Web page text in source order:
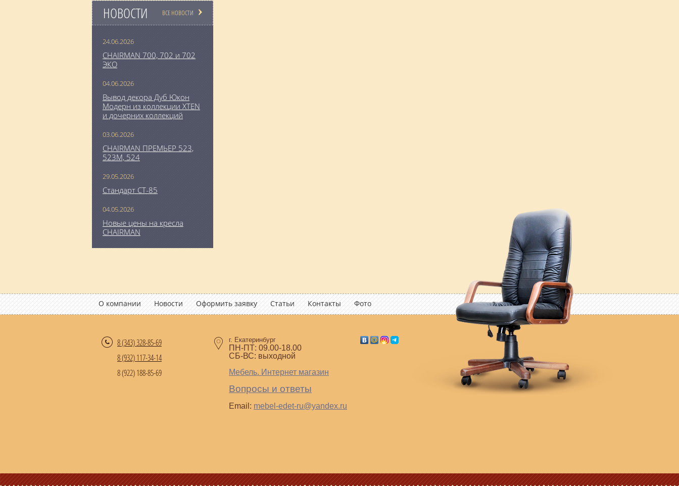
НОВОСТИ ВСЕ НОВОСТИ
24.06.2026
CHAIRMAN 700, 702 и 702
ЭКО
04.06.2026
Вывод декора Дуб Юкон
Модерн из коллекции XTEN
и дочерних коллекций
03.06.2026
CHAIRMAN ПРЕМЬЕР 523,
523М, 524
29.05.2026
Стандарт СТ-85
04.05.2026
Новые цены на кресла
CHAIRMAN
О компании Новости Оформить заявку Статьи Контакты Фото
8 (343)328-85-69
8 (932) 117-34-14
8 (922) 188-85-69
г. Екатеринбург
ПН-ПТ: 09.00-18.00
СБ-ВС: выходной
Мебель. Интернет магазин
Вопросы и ответы
Email: mebel-edet-ru@yandex.ru